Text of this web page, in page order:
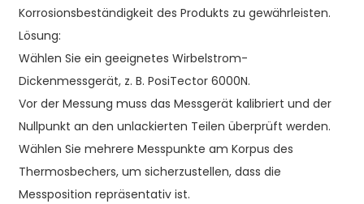
Korrosionsbeständigkeit des Produkts zu gewährleisten.
Lösung:
Wählen Sie ein geeignetes Wirbelstrom-
Dickenmessgerät, z. B. PosiTector 6000N.
Vor der Messung muss das Messgerät kalibriert und der
Nullpunkt an den unlackierten Teilen überprüft werden.
Wählen Sie mehrere Messpunkte am Korpus des
Thermosbechers, um sicherzustellen, dass die
Messposition repräsentativ ist.